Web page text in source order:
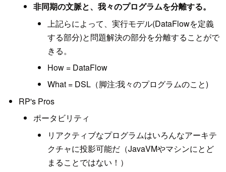
非同期の文脈と、我々のプログラムを分離する。
上記らによって、実行モデル(DataFlowを定義
する部分)と問題解決の部分を分離することがで
きる。
How = DataFlow
What = DSL（脚注:我々のプログラムのこと)
RP's Pros
ポータビリティ
リアクティブなプログラムはいろんなアーキテ
クチャに投影可能だ（JavaVMやマシンにとど
まることではない！）